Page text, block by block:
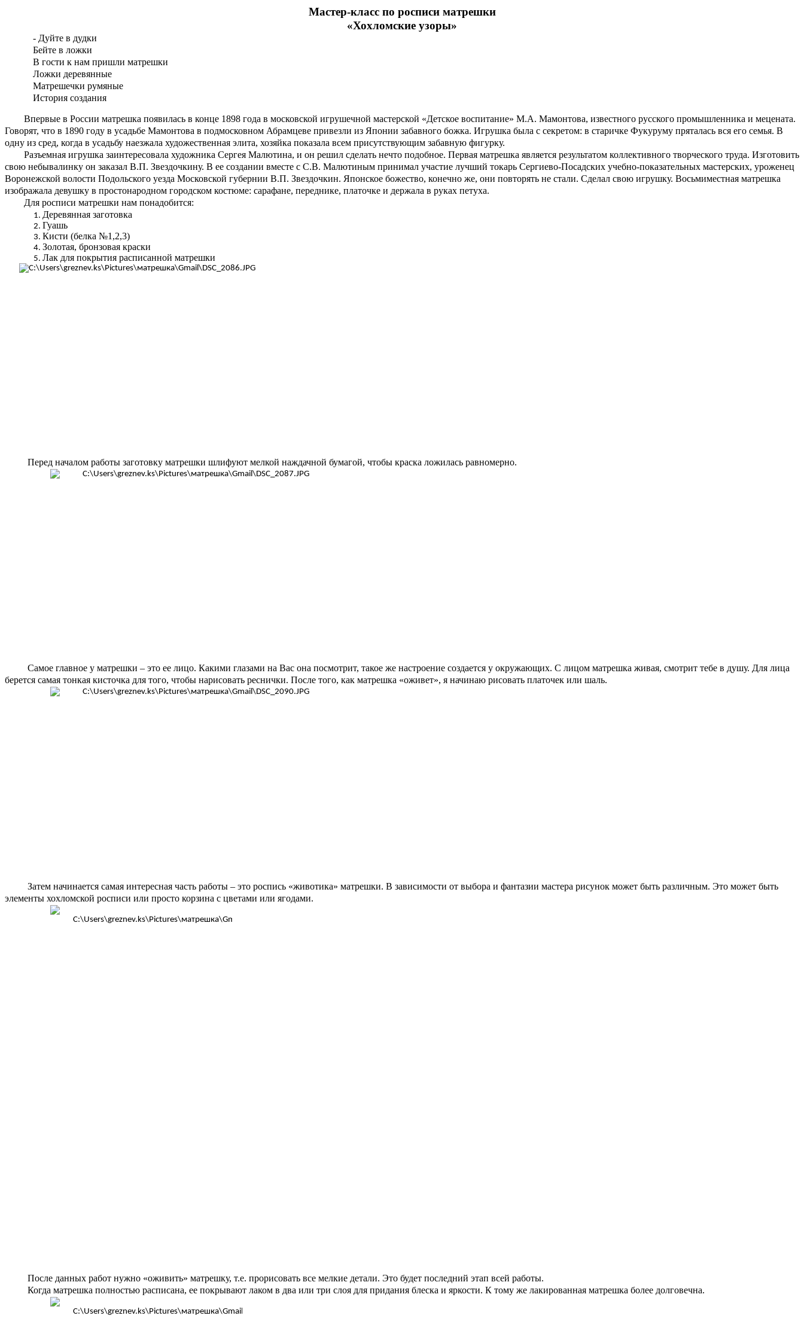
Мастер-класс по росписи матрешки
«Хохломские узоры»
- Дуйте в дудки
Бейте в ложки
В гости к нам пришли матрешки
Ложки деревянные
Матрешечки румяные
История создания
Впервые в России матрешка появилась в конце 1898 года в московской игрушечной мастерской «Детское воспитание» М.А. Мамонтова, известного русского промышленника и мецената.
Говорят, что в 1890 году в усадьбе Мамонтова в подмосковном Абрамцеве привезли из Японии забавного божка. Игрушка была с секретом: в старичке Фукуруму пряталась вся его семья. В
одну из сред, когда в усадьбу наезжала художественная элита, хозяйка показала всем присутствующим забавную фигурку.
Разъемная игрушка заинтересовала художника Сергея Малютина, и он решил сделать нечто подобное. Первая матрешка является результатом коллективного творческого труда. Изготовить
свою небывалинку он заказал В.П. Звездочкину. В ее создании вместе с С.В. Малютиным принимал участие лучший токарь Сергиево-Посадских учебно-показательных мастерских, уроженец
Воронежской волости Подольского уезда Московской губернии В.П. Звездочкин. Японское божество, конечно же, они повторять не стали. Сделал свою игрушку. Восьмиместная матрешка
изображала девушку в простонародном городском костюме: сарафане, переднике, платочке и держала в руках петуха.
Для росписи матрешки нам понадобится:
Деревянная заготовка
Гуашь
Кисти (белка №1,2,3)
Золотая, бронзовая краски
Лак для покрытия расписанной матрешки
Перед началом работы заготовку матрешки шлифуют мелкой наждачной бумагой, чтобы краска ложилась равномерно.
Самое главное у матрешки – это ее лицо. Какими глазами на Вас она посмотрит, такое же настроение создается у окружающих. С лицом матрешка живая, смотрит тебе в душу. Для лица
берется самая тонкая кисточка для того, чтобы нарисовать реснички. После того, как матрешка «оживет», я начинаю рисовать платочек или шаль.
Затем начинается самая интересная часть работы – это роспись «животика» матрешки. В зависимости от выбора и фантазии мастера рисунок может быть различным. Это может быть
элементы хохломской росписи или просто корзина с цветами или ягодами.
После данных работ нужно «оживить» матрешку, т.е. прорисовать все мелкие детали. Это будет последний этап всей работы.
Когда матрешка полностью расписана, ее покрывают лаком в два или три слоя для придания блеска и яркости. К тому же лакированная матрешка более долговечна.